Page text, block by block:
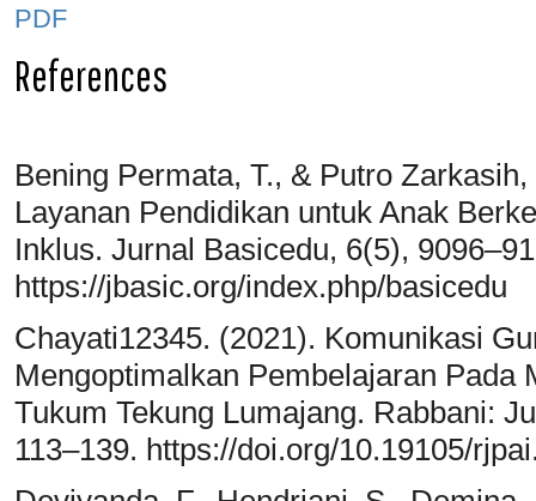
PDF
References
Bening Permata, T., & Putro
Layanan Pendidikan untuk Anak
Inklus. Jurnal Basicedu, 6(5),
https://jbasic.org/index.php/basicedu
Chayati12345. (2021). Komunikasi
Mengoptimalkan Pembelajaran Pada
Tukum Tekung Lumajang. Rabbani:
113–139. https://doi.org/10.19105/